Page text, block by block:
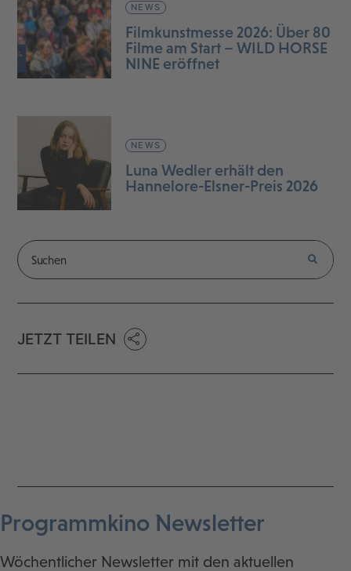
NEWS
Filmkunstmesse 2026: Über 80
Filme am Start – WILD HORSE
NINE eröffnet
NEWS
Luna Wedler erhält den
Hannelore-Elsner-Preis 2026
JETZT TEILEN
Programmkino Newsletter
Wöchentlicher Newsletter mit den aktuellen